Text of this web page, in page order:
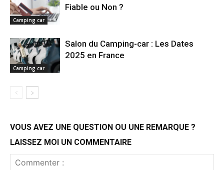
Camping car
Fiable ou Non ?
Camping car
Salon du Camping-car : Les Dates
2025 en France
VOUS AVEZ UNE QUESTION OU UNE REMARQUE ?
LAISSEZ MOI UN COMMENTAIRE